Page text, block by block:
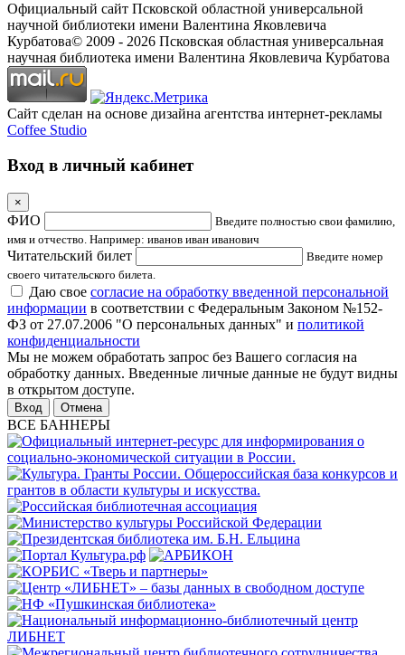
Официальный сайт Псковской областной универсальной
научной библиотеки имени Валентина Яковлевича
Курбатова© 2009 - 2026 Псковская областная универсальная
научная библиотека имени Валентина Яковлевича Курбатова
Сайт сделан на основе дизайна агентства интернет-рекламы
Coffee Studio
Вход в личный кабинет
×
ФИО
Введите полностью свои фамилию,
имя и отчество. Например: иванов иван иванович
Читательский билет
Введите номер
своего читательского билета.
Даю свое согласие на обработку введенной персональной
информации в соответствии с Федеральным Законом №152-
ФЗ от 27.07.2006 "О персональных данных" и политикой
конфиденциальности
Мы не можем обработать запрос без Вашего согласия на
обработку данных. Введенные личные данные не будут видны
в открытом доступе.
Отмена
ВСЕ БАННЕРЫ